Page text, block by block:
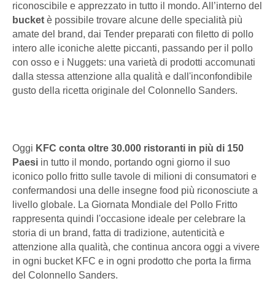
riconoscibile e apprezzato in tutto il mondo. All’interno del
bucket è possibile trovare alcune delle specialità più
amate del brand, dai Tender preparati con filetto di pollo
intero alle iconiche alette piccanti, passando per il pollo
con osso e i Nuggets: una varietà di prodotti accomunati
dalla stessa attenzione alla qualità e dall'inconfondibile
gusto della ricetta originale del Colonnello Sanders.
Oggi KFC conta oltre 30.000 ristoranti in più di 150
Paesi in tutto il mondo, portando ogni giorno il suo
iconico pollo fritto sulle tavole di milioni di consumatori e
confermandosi una delle insegne food più riconosciute a
livello globale. La Giornata Mondiale del Pollo Fritto
rappresenta quindi l'occasione ideale per celebrare la
storia di un brand, fatta di tradizione, autenticità e
attenzione alla qualità, che continua ancora oggi a vivere
in ogni bucket KFC e in ogni prodotto che porta la firma
del Colonnello Sanders.